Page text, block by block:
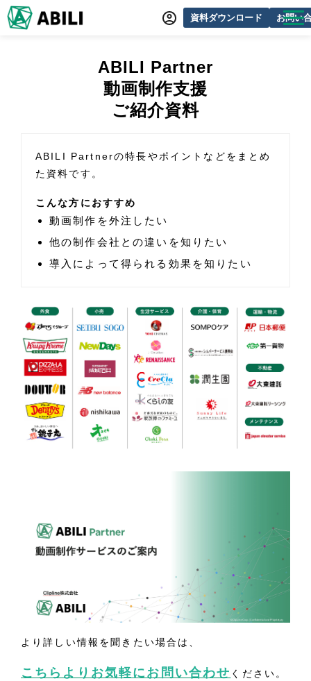
資料ダウンロード お問い
オンラインデモ
動画制作事例
できるをふやす研究所
よくあるご質問
ABILI Partner
動画制作支援
ご紹介資料
ABILI Partnerの特長やポイントなどをまとめ
た資料です。
こんな方におすすめ
動画制作を外注したい
他の制作会社との違いを知りたい
導入によって得られる効果を知りたい
より詳しい情報を聞きたい場合は、
こちらよりお気軽にお問い合わせ ください。